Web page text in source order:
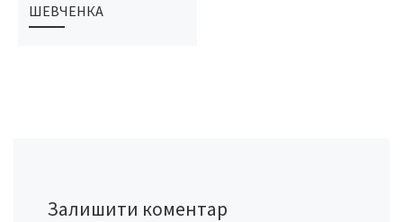
ШЕВЧЕНКА
Залишити коментар